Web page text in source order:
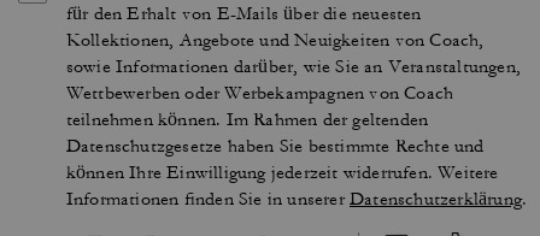
für den Erhalt von E-Mails über die neuesten
Kollektionen, Angebote und Neuigkeiten von Coach,
sowie Informationen darüber, wie Sie an Veranstaltungen,
Wettbewerben oder Werbekampagnen von Coach
teilnehmen können. Im Rahmen der geltenden
Datenschutzgesetze haben Sie bestimmte Rechte und
können Ihre Einwilligung jederzeit widerrufen. Weitere
Informationen finden Sie in unsererDatenschutzerklärung.